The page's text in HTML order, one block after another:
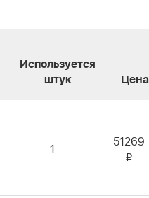
Используется
штук
Цена
1 51269
i